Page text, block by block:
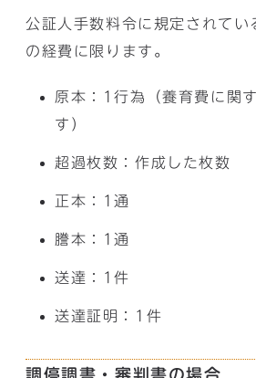
公証人手数料令に規定されてい
の経費に限ります。
原本：1行為（養育費に関
す）
超過枚数：作成した枚数
正本：1通
謄本：1通
送達：1件
送達証明：1件